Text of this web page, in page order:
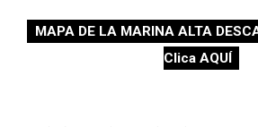
MAPA DE LA MARINA ALTA
Clica AQUÍ